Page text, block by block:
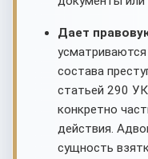
Дает
усматриваются
состава
статьей 290
конкретно
действия.
сущность